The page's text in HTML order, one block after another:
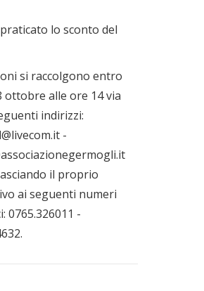
lo sconto del
si raccolgono entro
ottobre alle ore 14 via
indirizzi:
-
il proprio
ai seguenti numeri
0765.326011 -